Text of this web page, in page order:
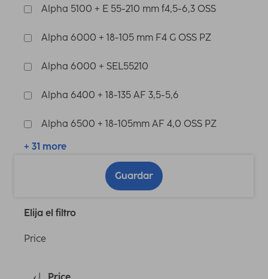
Alpha 5100 + E 55-210 mm f4,5-6,3 OSS
Alpha 6000 + 18-105 mm F4 G OSS PZ
Alpha 6000 + SEL55210
Alpha 6400 + 18-135 AF 3,5-5,6
Alpha 6500 + 18-105mm AF 4,0 OSS PZ
+ 31 more
Guardar
Elija el filtro
Price